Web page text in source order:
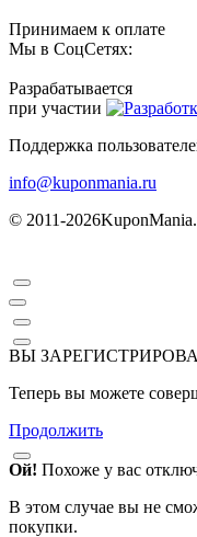
Принимаем к оплате
Мы в СоцСетях:
Разрабатывается
при участии
Поддержка
info@kuponmania.ru
© 2011-2026
ВЫ
Теперь вы можете
Продолжить
Ой! Похоже у вас
В этом случае вы не
покупки.